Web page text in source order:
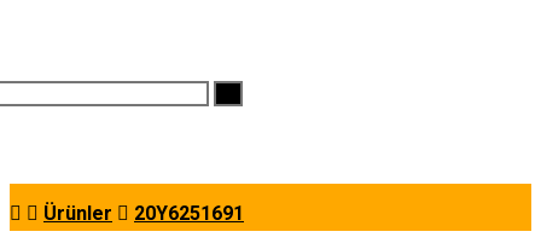
Ürünler 20Y6251691